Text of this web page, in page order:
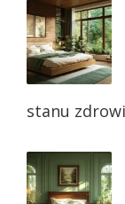
stanu